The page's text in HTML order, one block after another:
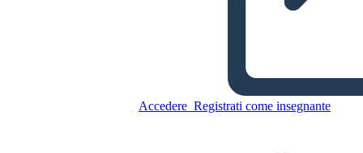
Accedere Registrati come insegnante
Hamilton